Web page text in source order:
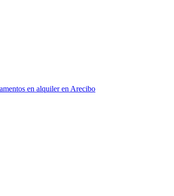
en alquiler en Arecibo